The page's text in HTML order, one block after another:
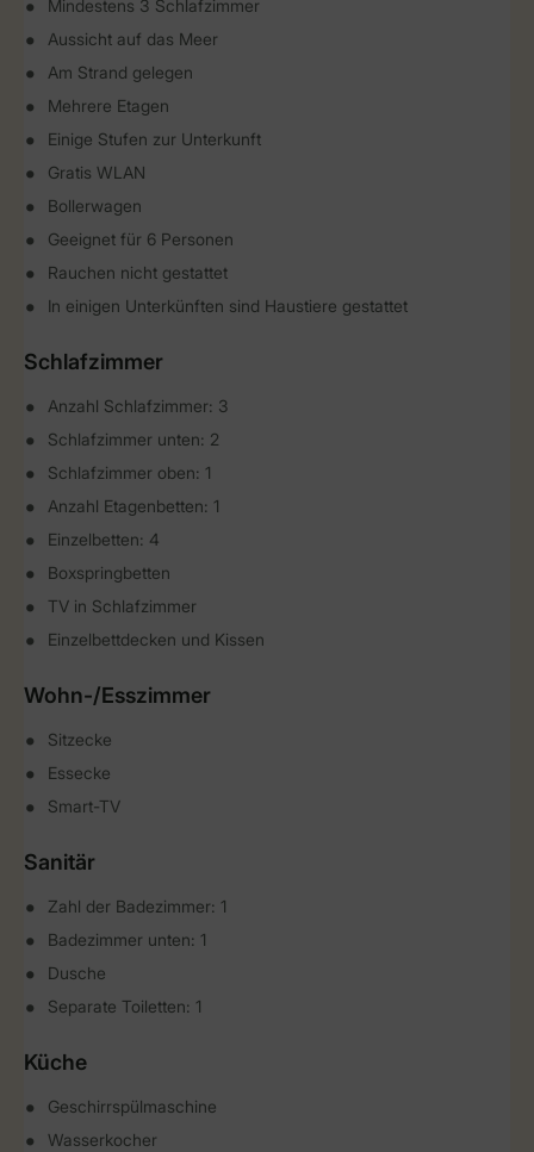
Mindestens 3 Schlafzimmer
Aussicht auf das Meer
Am Strand gelegen
Mehrere Etagen
Einige Stufen zur Unterkunft
Gratis WLAN
Bollerwagen
Geeignet für 6 Personen
Rauchen nicht gestattet
In einigen Unterkünften sind Haustiere gestattet
Schlafzimmer
Anzahl Schlafzimmer: 3
Schlafzimmer unten: 2
Schlafzimmer oben: 1
Anzahl Etagenbetten: 1
Einzelbetten: 4
Boxspringbetten
TV in Schlafzimmer
Einzelbettdecken und Kissen
Wohn-/Esszimmer
Sitzecke
Essecke
Smart-TV
Sanitär
Zahl der Badezimmer: 1
Badezimmer unten: 1
Dusche
Separate Toiletten: 1
Küche
Geschirrspülmaschine
Wasserkocher